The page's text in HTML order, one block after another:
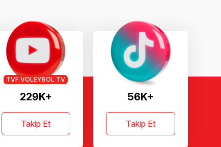
229K+
TVF VOLEYBOL TV
Takip Et
56K+
Takip Et